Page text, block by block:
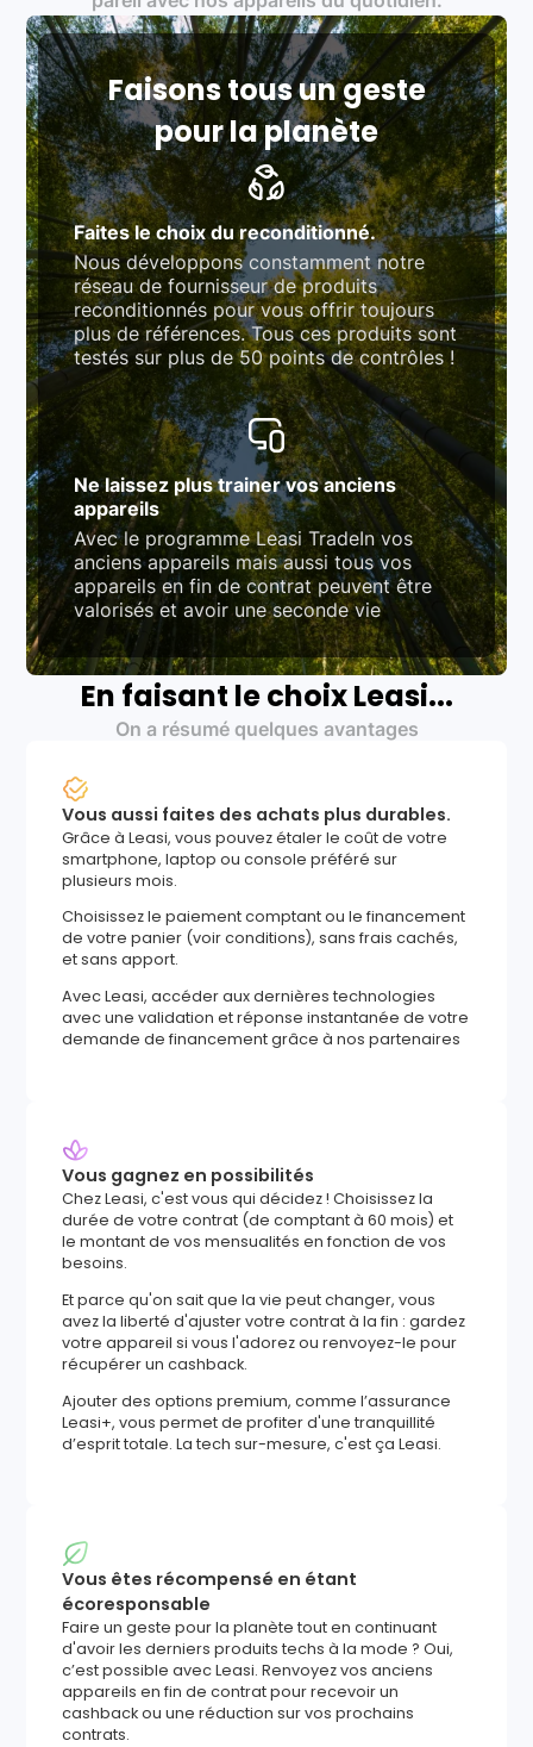
rigoureux (80 à 100 points de contrôle en
fonction des produits)
Respect des normes RAEE, RoHS, et du
référentiel QualiRepar (bonus réparation)
Faisons tous un geste
pour la planète
Faites le choix du reconditionné.
Nous développons constamment notre
réseau de fournisseur de produits
reconditionnés pour vous offrir toujours
plus de références. Tous ces produits sont
testés sur plus de 50 points de contrôles !
Ne laissez plus trainer vos anciens
appareils
Avec le programme Leasi TradeIn vos
anciens appareils mais aussi tous vos
appareils en fin de contrat peuvent être
valorisés et avoir une seconde vie
En faisant le choix Leasi...
On a résumé quelques avantages
Vous aussi faites des achats plus durables.
Grâce à Leasi, vous pouvez étaler le coût de votre
smartphone, laptop ou console préféré sur
plusieurs mois.
Choisissez le paiement comptant ou le financement
de votre panier (voir conditions), sans frais cachés,
et sans apport.
Avec Leasi, accéder aux dernières technologies
avec une validation et réponse instantanée de votre
demande de financement grâce à nos partenaires
Vous gagnez en possibilités
Chez Leasi, c'est vous qui décidez ! Choisissez la
durée de votre contrat (de comptant à 60 mois) et
le montant de vos mensualités en fonction de vos
besoins.
Et parce qu'on sait que la vie peut changer, vous
avez la liberté d'ajuster votre contrat à la fin : gardez
votre appareil si vous l'adorez ou renvoyez-le pour
récupérer un cashback.
Ajouter des options premium, comme l’assurance
Leasi+, vous permet de profiter d'une tranquillité
d’esprit totale. La tech sur-mesure, c'est ça Leasi.
Vous êtes récompensé en étant
écoresponsable
Faire un geste pour la planète tout en continuant
d'avoir les derniers produits techs à la mode ? Oui,
c’est possible avec Leasi. Renvoyez vos anciens
appareils en fin de contrat pour recevoir un
cashback ou une réduction sur vos prochains
contrats.